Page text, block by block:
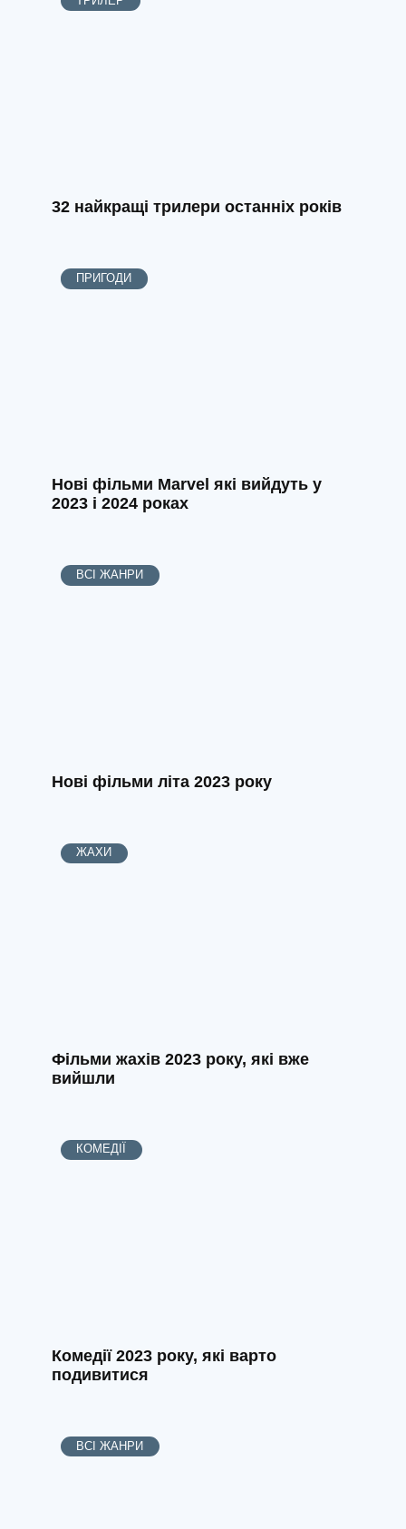
32 найкращі трилери останніх років
ПРИГОДИ
Нові фільми Marvel які вийдуть у
2023 і 2024 роках
ВСІ ЖАНРИ
Нові фільми літа 2023 року
ЖАХИ
Фільми жахів 2023 року, які вже
вийшли
КОМЕДІЇ
Комедії 2023 року, які варто
подивитися
ВСІ ЖАНРИ